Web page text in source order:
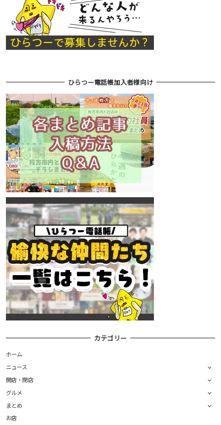
ひらつー電話帳加入者様向け
カテゴリー
ホーム
ニュース
開店・閉店
グルメ
まとめ
お店